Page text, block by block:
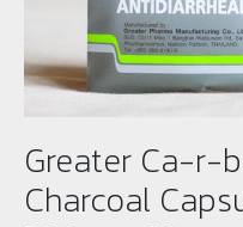
Greater Ca-r-
Charcoal